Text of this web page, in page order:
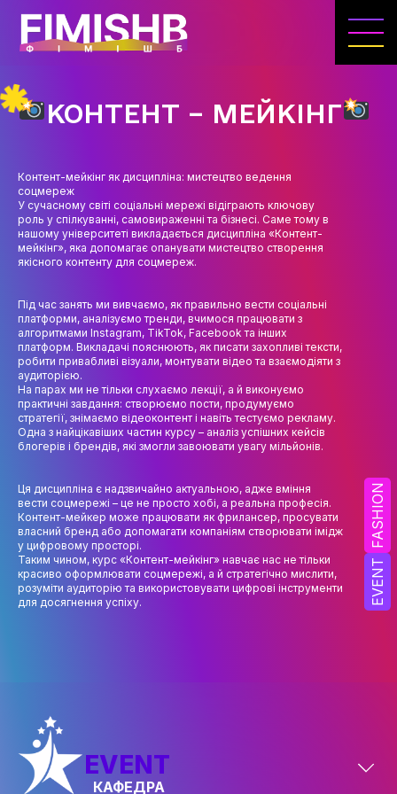
EVENT
FASHION
ГОЛОВНА
ІНДУСТРІЇ ДОЗВІЛЛЯ
ОСВІТНЯ ДІЯЛЬНІСТЬ
ОСВІТНІ ПРОГРАМИ
ПРАКТИКА
СИЛАБУСИ
НАУКА
НАУК.РОБОТА СТУДЕНТІВ
ВИДАВНИЧА ДІЯЛЬНІСТЬ
ПІДВИЩЕННЯ КВАЛІФІКАЦІЇ
ЯКІСТЬ ОСВІТИ
АКАДЕМІЧНА ДОБРОЧЕСНІСТЬ
АКАДЕМІЧНА МОБІЛЬНІСТЬ
МЕТА, ЗАВДАННЯ ТА ІСТОРІЯ КАФЕДРИ
ВИКЛАДАЦЬКИЙ СКЛАД
КОНТЕНТ – МЕЙКІНГ
Контент-мейкінг як дисципліна: мистецтво ведення
соцмереж
У сучасному світі соціальні мережі відіграють ключову
роль у спілкуванні, самовираженні та бізнесі. Саме тому в
нашому університеті викладається дисципліна «Контент-
мейкінг», яка допомагає опанувати мистецтво створення
якісного контенту для соцмереж.
Під час занять ми вивчаємо, як правильно вести соціальні
платформи, аналізуємо тренди, вчимося працювати з
алгоритмами Instagram, TikTok, Facebook та інших
платформ. Викладачі пояснюють, як писати захопливі тексти,
робити привабливі візуали, монтувати відео та взаємодіяти з
аудиторією.
На парах ми не тільки слухаємо лекції, а й виконуємо
практичні завдання: створюємо пости, продумуємо
стратегії, знімаємо відеоконтент і навіть тестуємо рекламу.
Одна з найцікавіших частин курсу – аналіз успішних кейсів
блогерів і брендів, які змогли завоювати увагу мільйонів.
Ця дисципліна є надзвичайно актуальною, адже вміння
вести соцмережі – це не просто хобі, а реальна професія.
Контент-мейкер може працювати як фрилансер, просувати
власний бренд або допомагати компаніям створювати імідж
у цифровому просторі.
Таким чином, курс «Контент-мейкінг» навчає нас не тільки
красиво оформлювати соцмережі, а й стратегічно мислити,
розуміти аудиторію та використовувати цифрові інструменти
для досягнення успіху.
EVENT
КАФЕДРА